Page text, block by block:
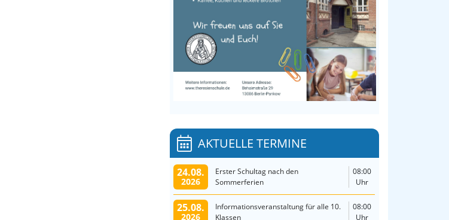
AKTUELLE TERMINE
24.08.
2026
Erster Schultag nach den
Sommerferien
08:00
Uhr
25.08.
2026
Informationsveranstaltung für alle 10.
Klassen
08:00
Uhr